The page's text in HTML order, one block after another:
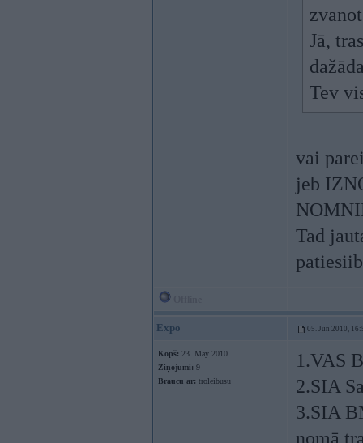
Jā,
Tev
vai
jeb
Tad
Expo 05. Jun 2010,
Kopš: 23. May 2010
Ziņojumi: 9
Braucu ar: troleibusu
1.VAS
2.SIA
3.SIA
nomā